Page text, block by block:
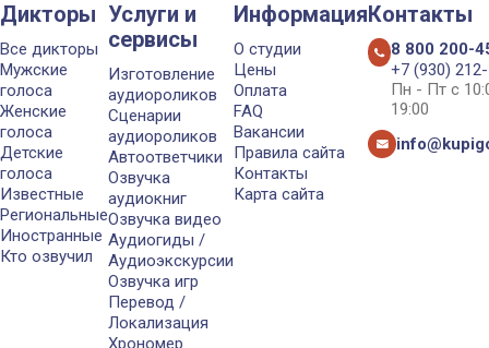
Дикторы
Все дикторы
Мужские
голоса
Женские
голоса
Детские
голоса
Известные
Региональные
Иностранные
Кто озвучил
Услуги и
сервисы
Изготовление
аудиороликов
Сценарии
аудиороликов
Автоответчики
Озвучка
аудиокниг
Озвучка видео
Аудиогиды /
Аудиоэкскурсии
Озвучка игр
Перевод /
Локализация
Хрономер
Информация
О студии
Цены
Оплата
FAQ
Вакансии
Правила сайта
Контакты
Карта сайта
Контакты
8 800 200-
+7 (930)
Пн - Пт с
19:00